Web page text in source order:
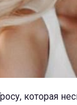
которая